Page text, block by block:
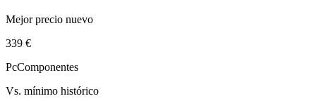
Mejor precio nuevo
339 €
PcComponentes
Vs. mínimo histórico